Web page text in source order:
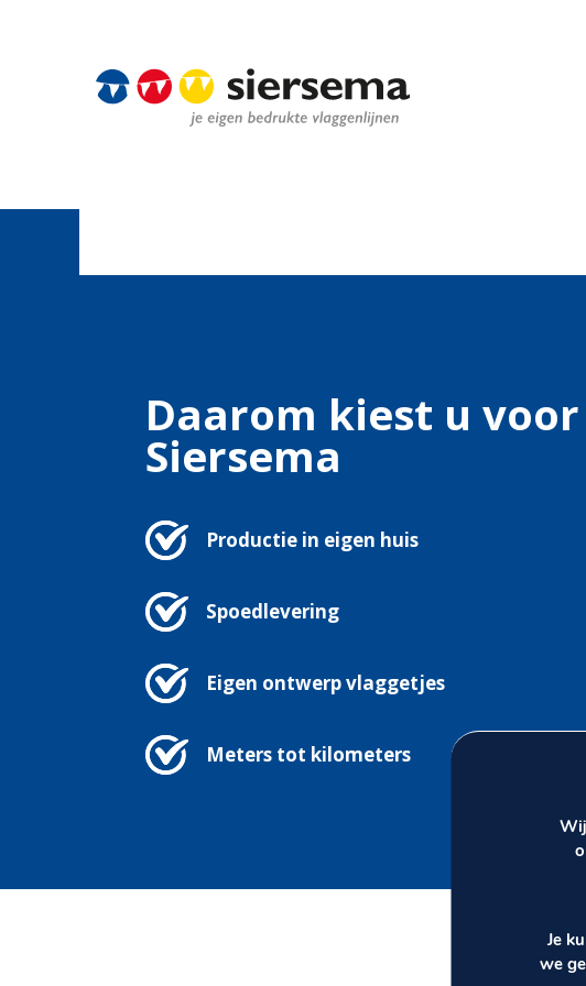
Daarom kiest u voor
Siersema
Productie in eigen huis
Spoedlevering
Eigen ontwerp vlaggetjes
Meters tot kilometers
Je
we